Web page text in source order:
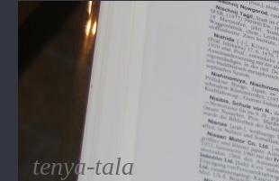
tenya-tala